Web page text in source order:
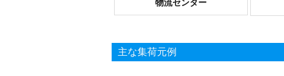
物流センター
主な集荷元例